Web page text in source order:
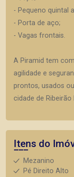
- Pequeno quintal
- Porta de aço;
- Vagas frontais.
A Piramid tem
agilidade e
prontos, usados
cidade de Ribeirão
Itens do
Mezanino
Pé Direito Alto